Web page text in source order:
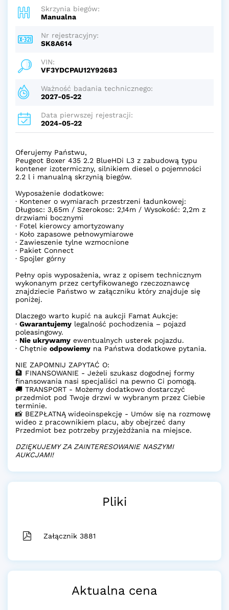
Skrzynia biegów:
Manualna
Nr rejestracyjny:
SK8A614
VIN:
VF3YDCPAU12Y92683
Ważność badania technicznego:
2027-05-22
Data pierwszej rejestracji:
2024-05-22
Oferujemy Państwu,
Peugeot Boxer 435 2.2 BlueHDi L3 z zabudową typu
kontener izotermiczny, silnikiem diesel o pojemności
2.2 l i manualną skrzynią biegów.
Wyposażenie dodatkowe:
· Kontener o wymiarach przestrzeni ładunkowej:
Długosc: 3,65m / Szerokosc: 2,14m / Wysokość: 2,2m z
drzwiami bocznymi
· Fotel kierowcy amortyzowany
· Koło zapasowe pełnowymiarowe
· Zawieszenie tylne wzmocnione
· Pakiet Connect
· Spojler górny
Pełny opis wyposażenia, wraz z opisem technicznym
wykonanym przez certyfikowanego rzeczoznawcę
znajdziecie Państwo w załączniku który znajduje się
poniżej.
Dlaczego warto kupić na aukcji Famat Aukcje:
· Gwarantujemy legalność pochodzenia – pojazd
poleasingowy.
· Nie ukrywamy ewentualnych usterek pojazdu.
· Chętnie odpowiemy na Państwa dodatkowe pytania.
NIE ZAPOMNIJ ZAPYTAĆ O:
🏦 FINANSOWANIE - Jeżeli szukasz dogodnej formy
finansowania nasi specjaliści na pewno Ci pomogą.
🚚 TRANSPORT - Możemy dodatkowo dostarczyć
przedmiot pod Twoje drzwi w wybranym przez Ciebie
terminie.
📸 BEZPŁATNĄ wideoinspekcję - Umów się na rozmowę
wideo z pracownikiem placu, aby obejrzeć dany
Przedmiot bez potrzeby przyjeżdżania na miejsce.
DZIĘKUJEMY ZA ZAINTERESOWANIE NASZYMI
AUKCJAMI!
Pliki
Załącznik 3881
Aktualna cena